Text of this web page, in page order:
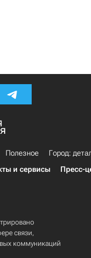
Полезное
Город:
и сервисы Пресс-
связи,
коммуникаций